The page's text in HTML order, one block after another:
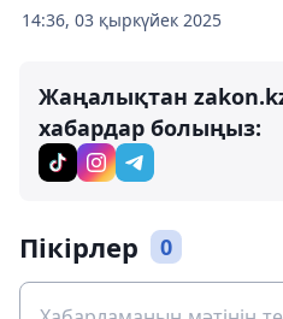
14:36, 03 қыркүйек 2025
Жаңалықтан
хабардар болыңыз:
Пікірлер 0